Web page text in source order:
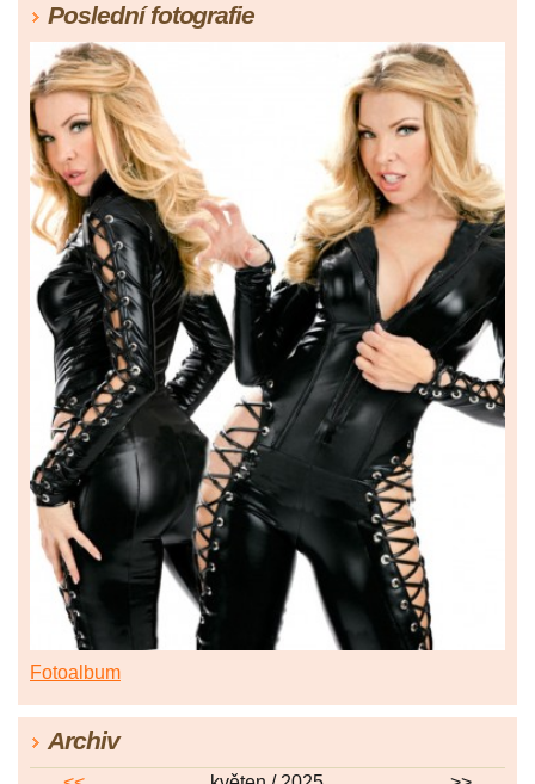
Poslední fotografie
Fotoalbum
Archiv